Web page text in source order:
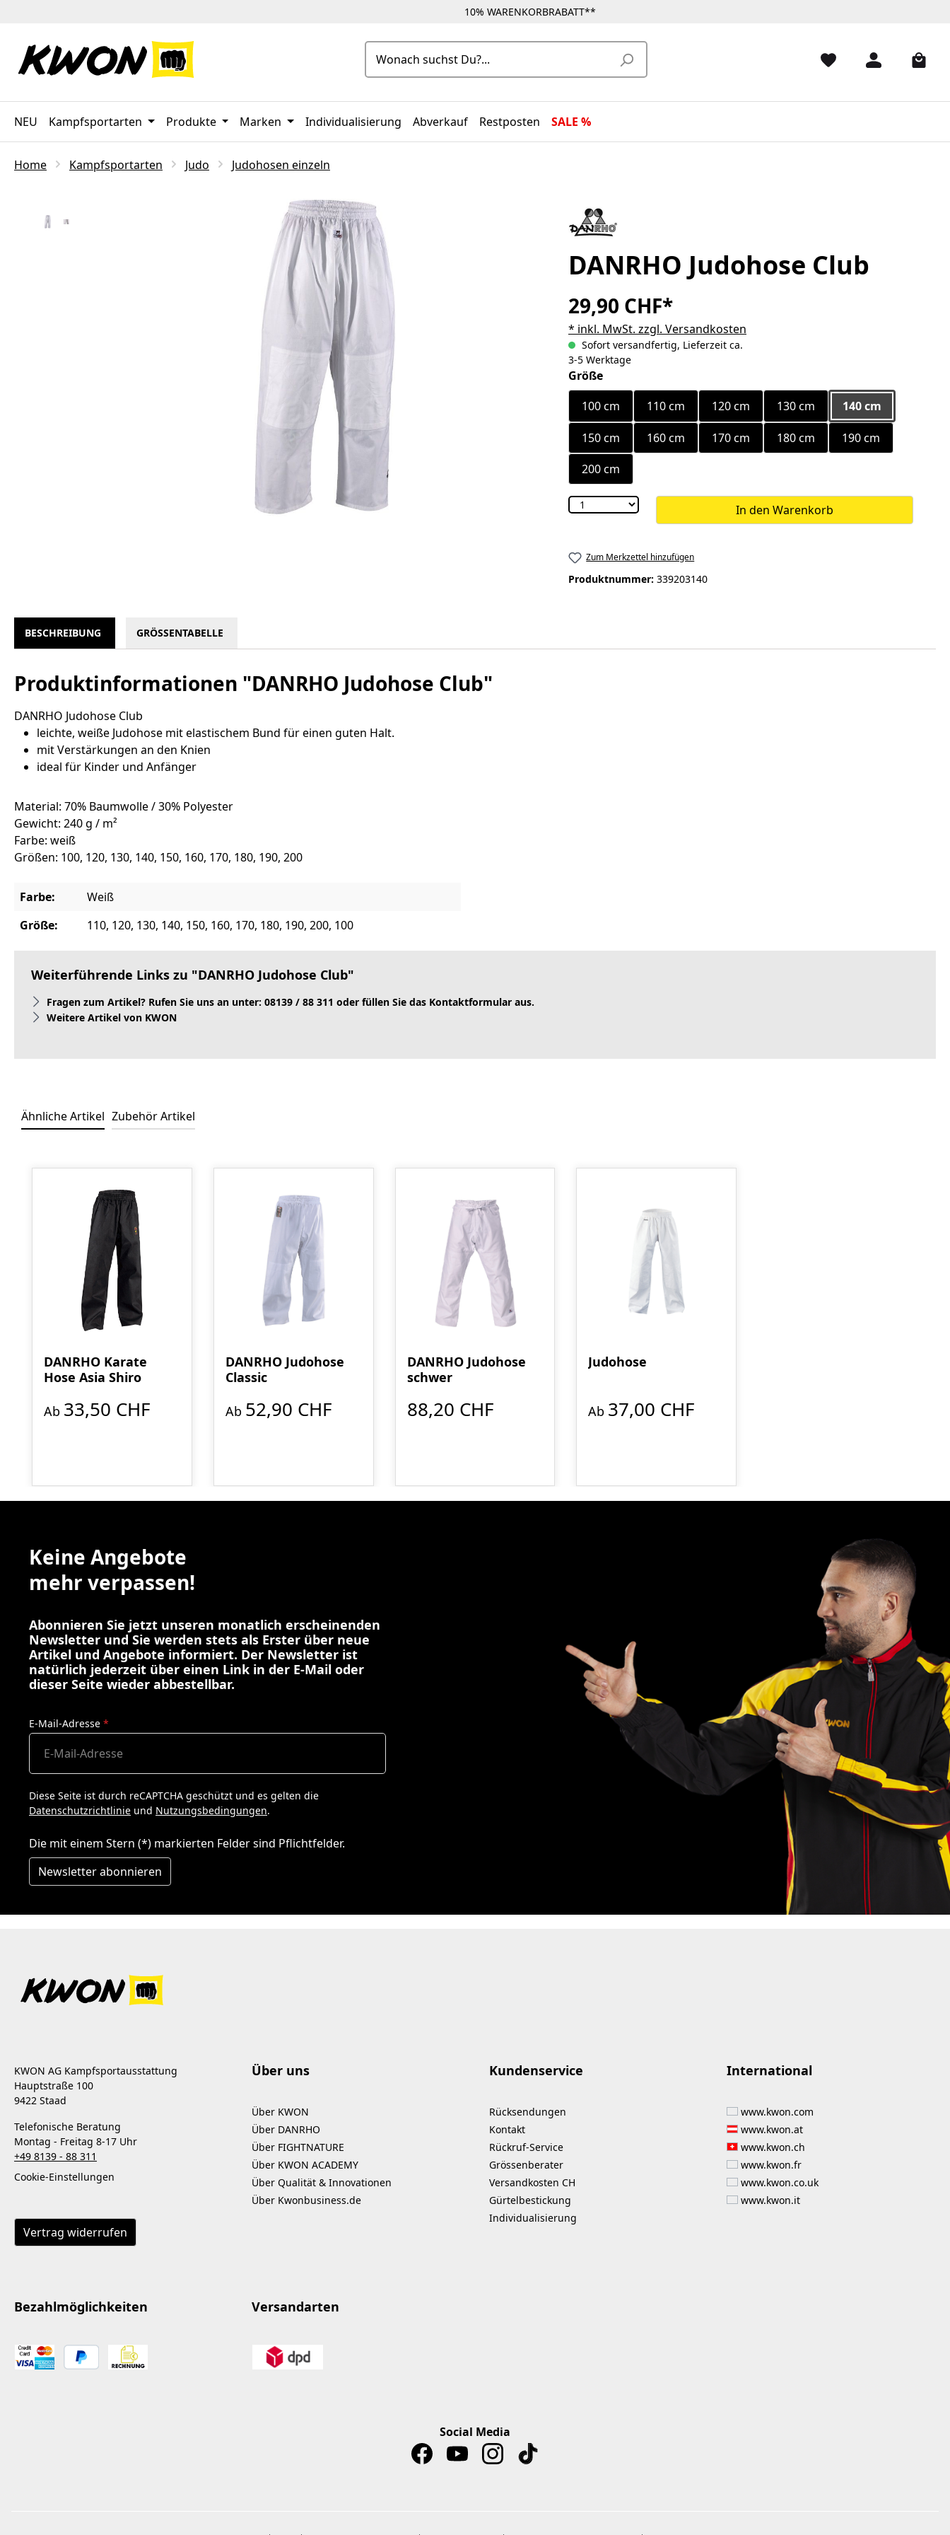
10% WARENKORBRABATT**
NEU Kampfsportarten Produkte Marken Individualisierung Abverkauf Restposten SALE %
Home Kampfsportarten Judo Judohosen einzeln
DANRHO Judohose Club
29,90 CHF*
* inkl. MwSt. zzgl. Versandkosten
Sofort versandfertig, Lieferzeit ca.
3-5 Werktage
Größeauswählen
100 cm
110 cm 120 cm 130 cm 140 cm
150 cm 160 cm 170 cm 180 cm
190 cm
200 cm
In den Warenkorb
Zum Merkzettel hinzufügen
Produktnummer: 339203140
BESCHREIBUNG GRÖSSENTABELLE
Produktinformationen "DANRHO Judohose Club"
DANRHO Judohose Club
leichte, weiße Judohose mit elastischem Bund für einen guten Halt.
mit Verstärkungen an den Knien
ideal für Kinder und Anfänger
Material: 70% Baumwolle / 30% Polyester
Gewicht: 240 g / m²
Farbe: weiß
Größen: 100, 120, 130, 140, 150, 160, 170, 180, 190, 200
Farbe:
Weiß
Größe:
110, 120, 130, 140, 150, 160, 170, 180, 190, 200, 100
Weiterführende Links zu "DANRHO Judohose Club"
Fragen zum Artikel? Rufen Sie uns an unter: 08139 / 88 311 oder füllen Sie das Kontaktformular aus.
Weitere Artikel von KWON
Ähnliche Artikel Zubehör Artikel
DANRHO Karate
Hose Asia Shiro
Ab 33,50 CHF
DANRHO Judohose
Classic
Ab 52,90 CHF
DANRHO Judohose
schwer
88,20 CHF
Judohose
Ab 37,00 CHF
Keine Angebote
mehr verpassen!
Abonnieren Sie jetzt unseren monatlich erscheinenden
Newsletter und Sie werden stets als Erster über neue
Artikel und Angebote informiert. Der Newsletter ist
natürlich jederzeit über einen Link in der E-Mail oder
dieser Seite wieder abbestellbar.
E-Mail-Adresse *
Diese Seite ist durch reCAPTCHA geschützt und es gelten die
Datenschutzrichtlinie und Nutzungsbedingungen.
Die mit einem Stern (*) markierten Felder sind Pflichtfelder.
Newsletter abonnieren
KWON AG Kampfsportausstattung
Hauptstraße 100
9422 Staad
Telefonische Beratung
Montag - Freitag 8-17 Uhr
+49 8139 - 88 311
Cookie-Einstellungen
Vertrag widerrufen
Über uns
Über KWON
Über DANRHO
Über FIGHTNATURE
Über KWON ACADEMY
Über Qualität & Innovationen
Über Kwonbusiness.de
Kundenservice
Rücksendungen
Kontakt
Rückruf-Service
Grössenberater
Versandkosten CH
Gürtelbestickung
Individualisierung
International
www.kwon.com
www.kwon.at
www.kwon.ch
www.kwon.fr
www.kwon.co.uk
www.kwon.it
Bezahlmöglichkeiten Versandarten
Social Media